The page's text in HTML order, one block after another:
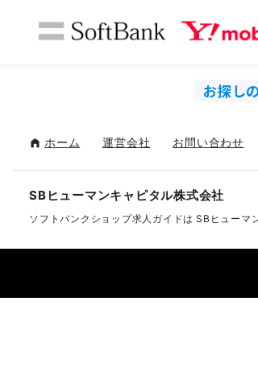
お探し
ホーム 運営会社 お問い合わせ
SBヒューマンキャピタル株式会社
ソフトバンクショップ求人ガイドは SBヒューマ